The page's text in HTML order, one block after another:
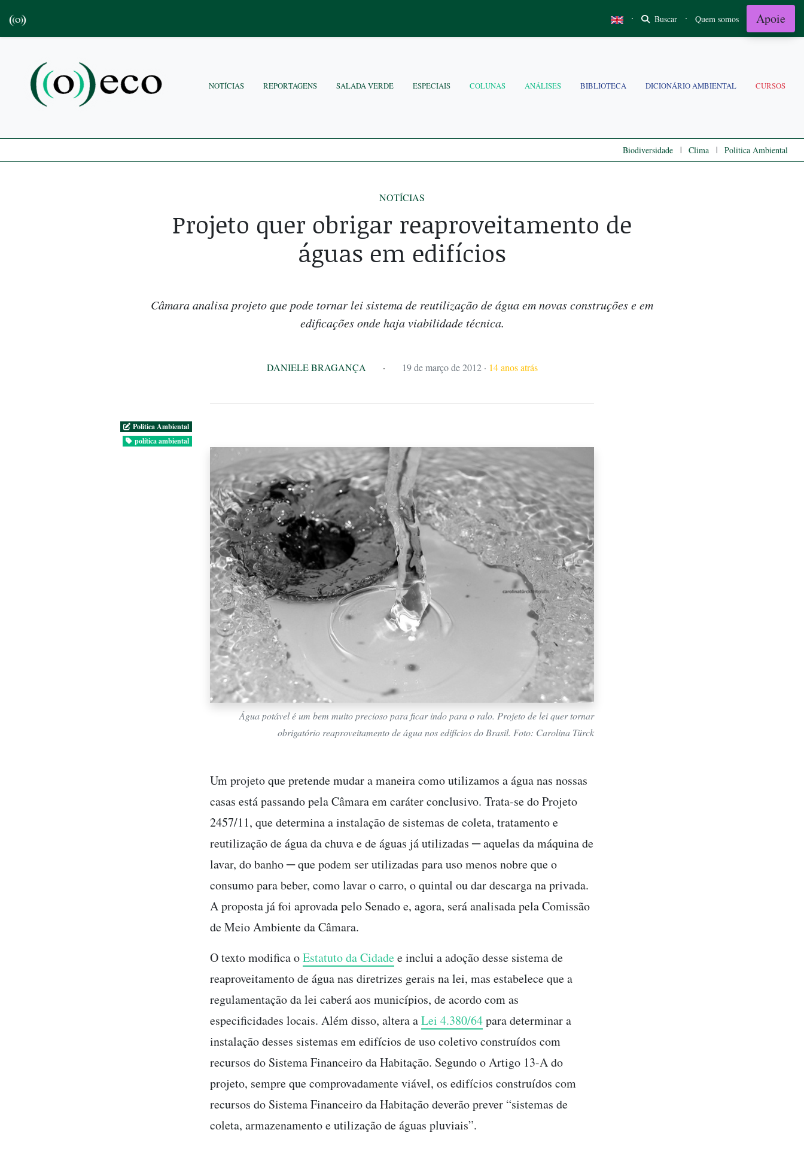
· Buscar · Quem somos Apoie
NOTÍCIAS REPORTAGENS SALADA VERDE ESPECIAIS COLUNAS ANÁLISES BIBLIOTECA DICIONÁRIO AMBIENTAL CURSOS
Biodiversidade | Clima | Politica Ambiental
NOTÍCIAS
Projeto quer obrigar reaproveitamento de
águas em edifícios
Câmara analisa projeto que pode tornar lei sistema de reutilização de água em novas construções e em
edificações onde haja viabilidade técnica.
DANIELE BRAGANÇA · 19 de março de 2012 · 14 anos atrás
Politica Ambiental
política ambiental
Água potável é um bem muito precioso para ficar indo para o ralo. Projeto de lei quer tornar
obrigatório reaproveitamento de água nos edifícios do Brasil. Foto: Carolina Türck
Um projeto que pretende mudar a maneira como utilizamos a água nas nossas
casas está passando pela Câmara em caráter conclusivo. Trata-se do Projeto
2457/11, que determina a instalação de sistemas de coleta, tratamento e
reutilização de água da chuva e de águas já utilizadas ─ aquelas da máquina de
lavar, do banho ─ que podem ser utilizadas para uso menos nobre que o
consumo para beber, como lavar o carro, o quintal ou dar descarga na privada.
A proposta já foi aprovada pelo Senado e, agora, será analisada pela Comissão
de Meio Ambiente da Câmara.
O texto modifica oEstatuto da Cidadee inclui a adoção desse sistema de
reaproveitamento de água nas diretrizes gerais na lei, mas estabelece que a
regulamentação da lei caberá aos municípios, de acordo com as
especificidades locais. Além disso, altera aLei 4.380/64para determinar a
instalação desses sistemas em edifícios de uso coletivo construídos com
recursos do Sistema Financeiro da Habitação. Segundo o Artigo 13-A do
projeto, sempre que comprovadamente viável, os edifícios construídos com
recursos do Sistema Financeiro da Habitação deverão prever “sistemas de
coleta, armazenamento e utilização de águas pluviais”.